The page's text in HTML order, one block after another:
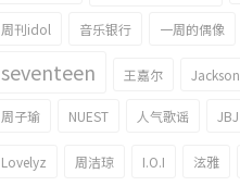
周刊idol 音乐银行 一周的偶像
seventeen 王嘉尔 Jackson
周子瑜 NUEST 人气歌谣 JBJ
Lovelyz 周洁琼 I.O.I 泫雅